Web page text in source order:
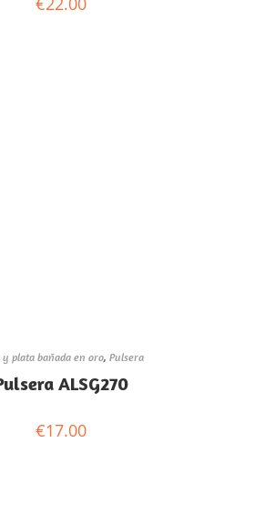
y plata bañada en oro, Pulsera
ALSG270
€17.00